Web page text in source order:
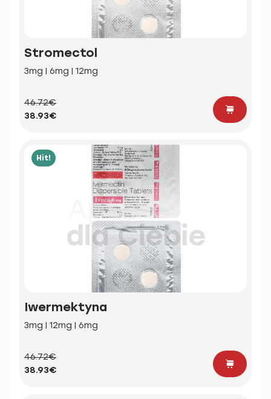
Stromectol
3mg | 6mg | 12mg
46.72€
38.93€
Hit!
Iwermektyna
3mg | 12mg | 6mg
46.72€
38.93€